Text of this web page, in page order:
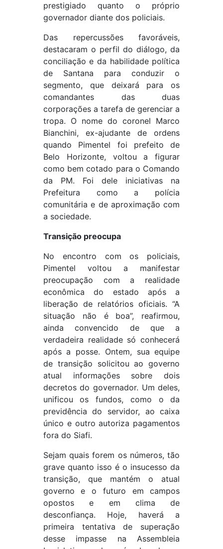
prestigiado quanto o próprio
governador diante dos policiais.
Das repercussões favoráveis,
destacaram o perfil do diálogo, da
conciliação e da habilidade política
de Santana para conduzir o
segmento, que deixará para os
comandantes das duas
corporações a tarefa de gerenciar a
tropa. O nome do coronel Marco
Bianchini, ex-ajudante de ordens
quando Pimentel foi prefeito de
Belo Horizonte, voltou a figurar
como bem cotado para o Comando
da PM. Foi dele iniciativas na
Prefeitura como a polícia
comunitária e de aproximação com
a sociedade.
Transição preocupa
No encontro com os policiais,
Pimentel voltou a manifestar
preocupação com a realidade
econômica do estado após a
liberação de relatórios oficiais. “A
situação não é boa”, reafirmou,
ainda convencido de que a
verdadeira realidade só conhecerá
após a posse. Ontem, sua equipe
de transição solicitou ao governo
atual informações sobre dois
decretos do governador. Um deles,
unificou os fundos, como o da
previdência do servidor, ao caixa
único e outro autoriza pagamentos
fora do Siafi.
Sejam quais forem os números, tão
grave quanto isso é o insucesso da
transição, que mantém o atual
governo e o futuro em campos
opostos e em clima de
desconfiança. Hoje, haverá a
primeira tentativa de superação
desse impasse na Assembleia